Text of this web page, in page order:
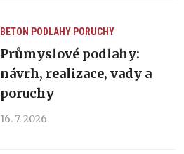
BETON PODLAHY PORUCHY
Průmyslové podlahy:
návrh, realizace, vady a
poruchy
16. 7. 2026